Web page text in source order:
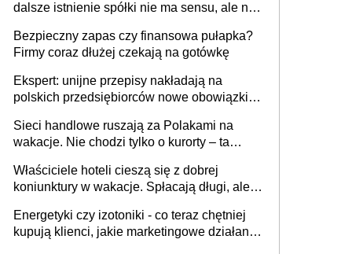
dalsze istnienie spółki nie ma sensu, ale nie
Bezpieczny zapas czy finansowa pułapka?
Firmy coraz dłużej czekają na gotówkę
Ekspert: unijne przepisy nakładają na
polskich przedsiębiorców nowe obowiązki w
Sieci handlowe ruszają za Polakami na
wakacje. Nie chodzi tylko o kurorty – ta
tam, gdzie wielu spędzi urlop po cichu
Właściciele hoteli cieszą się z dobrej
koniunktury w wakacje. Spłacają długi, ale
Energetyki czy izotoniki - co teraz chętniej
kupują klienci, jakie marketingowe działania